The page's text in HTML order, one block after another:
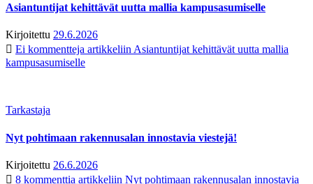
Asiantuntijat kehittävät uutta mallia kampusasumiselle
Kirjoitettu 29.6.2026
Ei kommentteja artikkeliin Asiantuntijat kehittävät uutta mallia
kampusasumiselle
Tarkastaja
Nyt pohtimaan rakennusalan innostavia viestejä!
Kirjoitettu 26.6.2026
8 kommenttia artikkeliin Nyt pohtimaan rakennusalan innostavia